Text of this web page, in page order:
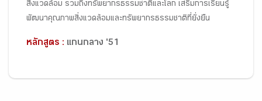
สิ่งแวดล้อม รวมถึงทรัพยากรธรรมชาติและโลก เสริมการเรียนรู้
พัฒนาคุณภาพสิ่งแวดล้อมและทรัพยากรธรรมชาติที่ยั่งยืน
หลักสูตร : แกนกลาง '51